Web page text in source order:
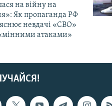
на війну на
Як пропаганда РФ
невдачі «СВО»
атаками»